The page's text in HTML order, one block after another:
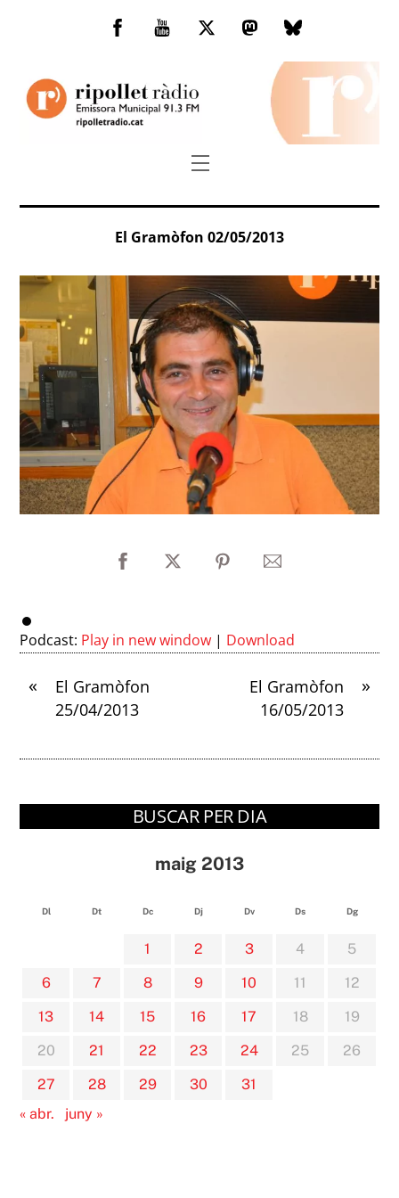
Facebook
You
TwitterMastodonBluesky
Menu
El Gramòfon 02/05/2013
Podcast: Play in new window | Download
«
El Gramòfon
25/04/2013
»
El Gramòfon
16/05/2013
BUSCAR PER DIA
maig 2013
Dl Dt Dc Dj Dv Ds Dg
1 2 3 4
5
6
7 8 9 10 11
12
13
14 15 16 17 18
19
20
21 22 23 24 25
26
27
28 29 30
31
« abr.
juny »